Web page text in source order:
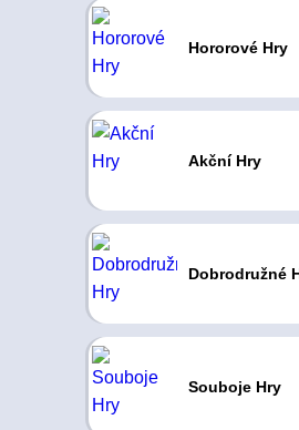
Hororové Hry
Akční Hry
Dobrodružné
Souboje Hry